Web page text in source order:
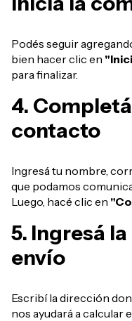
Podés seguir
bien hacer clic en
para finalizar.
4.
contacto
Ingresá tu nombre,
que podamos
Luego, hacé clic en
5. Ingresá
envío
Escribí la dirección
nos ayudará a calcular